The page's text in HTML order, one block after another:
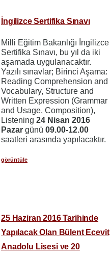
İngilizce Sertifika Sınavı
Milli Eğitim Bakanlığı İngilizce
Sertifika Sınavı, bu yıl da iki
aşamada uygulanacaktır.
Yazılı sınavlar; Birinci Aşama:
Reading Comprehension and
Vocabulary, Structure and
Written Expression (Grammar
and Usage, Composition),
Listening 24 Nisan 2016
Pazar günü 09.00-12.00
saatleri arasında yapılacaktır.
görüntüle
25 Haziran 2016 Tarihinde
Yapılacak Olan Bülent Ecevit
Anadolu Lisesi ve 20